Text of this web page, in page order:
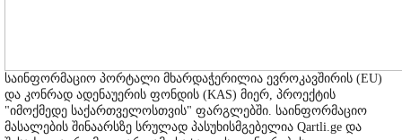
საინფორმაციო პორტალი მხარდაჭერილია ევროკავშირის (EU)
და კონრად ადენაუერის ფონდის (KAS) მიერ, პროექტის
"იმოქმედე საქართველოსთვის" ფარგლებში. საინფორმაციო
მასალების შინაარსზე სრულად პასუხისმგებელია Qartli.ge და